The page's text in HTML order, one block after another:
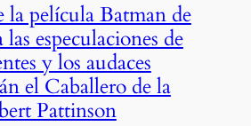
la película Batman de
especulaciones de
y los audaces
el Caballero de la
Pattinson